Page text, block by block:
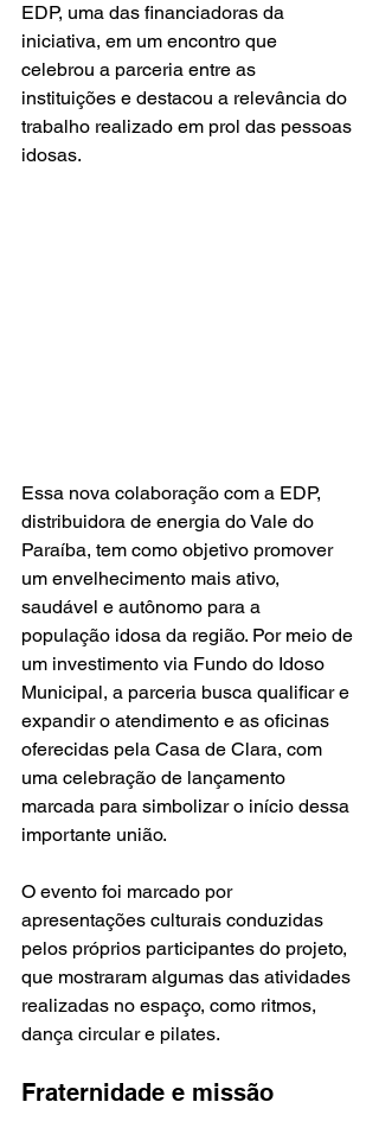
EDP, uma das financiadoras da
iniciativa, em um encontro que
celebrou a parceria entre as
instituições e destacou a relevância do
trabalho realizado em prol das pessoas
idosas.
Essa nova colaboração com a EDP,
distribuidora de energia do Vale do
Paraíba, tem como objetivo promover
um envelhecimento mais ativo,
saudável e autônomo para a
população idosa da região. Por meio de
um investimento via Fundo do Idoso
Municipal, a parceria busca qualificar e
expandir o atendimento e as oficinas
oferecidas pela Casa de Clara, com
uma celebração de lançamento
marcada para simbolizar o início dessa
importante união.
O evento foi marcado por
apresentações culturais conduzidas
pelos próprios participantes do projeto,
que mostraram algumas das atividades
realizadas no espaço, como ritmos,
dança circular e pilates.
Fraternidade e missão